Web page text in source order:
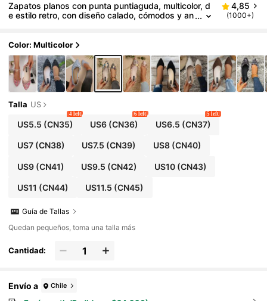
Zapatos planos con punta puntiaguda, multicolor, d
e estilo retro, con diseño calado, cómodos y an
adre.
4,85
(1000+)
Color: Multicolor
Talla US
US5.5 (CN35)
4 left
US6 (CN36)
6 left
US6.5 (CN37)
5 left
US7(CN38) US7.5 (CN39) US8(CN40)
US9(CN41) US9.5 (CN42) US10(CN43)
US11 (CN44) US11.5 (CN45)
Guía de Tallas
Quedan pequeños, toma una talla más
Cantidad:
Envío a Chile